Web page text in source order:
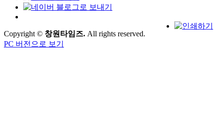
Copyright © 창원타임즈. All rights reserved.
PC 버전으로 보기